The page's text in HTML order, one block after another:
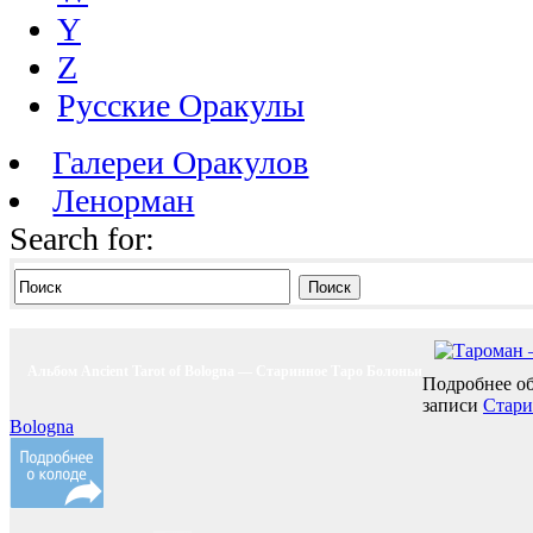
Y
Z
Русские Оракулы
Галереи Оракулов
Ленорман
Search for:
Поиск
Подробнее
записи
Bologna